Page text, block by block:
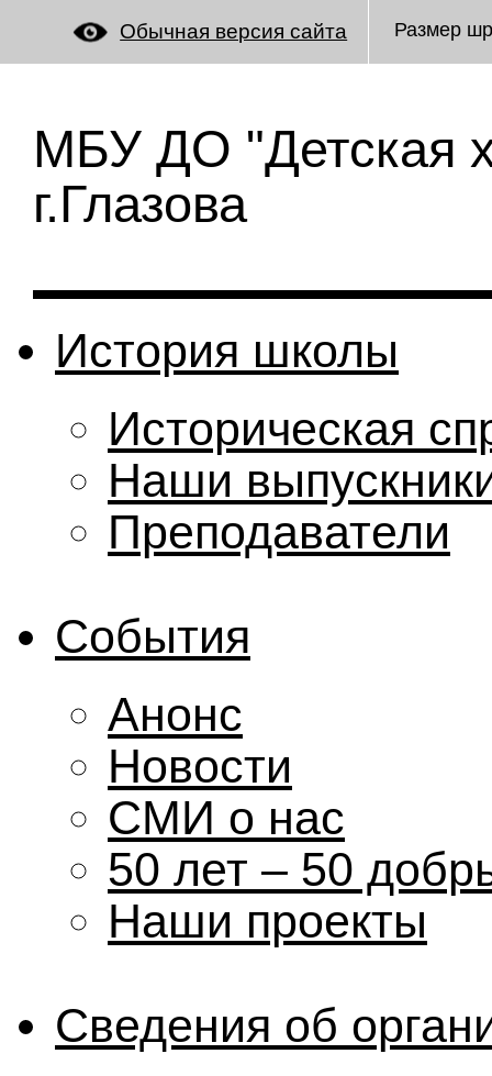
Обычная версия сайта Размер
МБУ ДО "Детская
г.Глазова
История школы
Историческая
Наши
Преподаватели
События
Анонс
Новости
СМИ о нас
50 лет – 50
Наши проекты
Сведения об